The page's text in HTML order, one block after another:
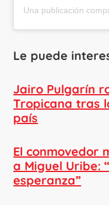
Le puede
Jairo Pulgarín
Tropicana tras
país
El conmovedor
a Miguel Uribe:
esperanza”